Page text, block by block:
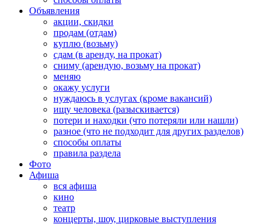
Объявления
акции, скидки
продам (отдам)
куплю (возьму)
сдам (в аренду, на прокат)
сниму (арендую, возьму на прокат)
меняю
окажу услуги
нуждаюсь в услугах (кроме вакансий)
ищу человека (разыскивается)
потери и находки (что потеряли или нашли)
разное (что не подходит для других разделов)
способы оплаты
правила раздела
Фото
Афиша
вся афиша
кино
театр
концерты, шоу, цирковые выступления